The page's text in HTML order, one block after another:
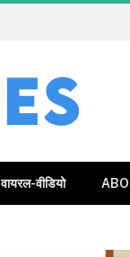
वायरल-वीडियो